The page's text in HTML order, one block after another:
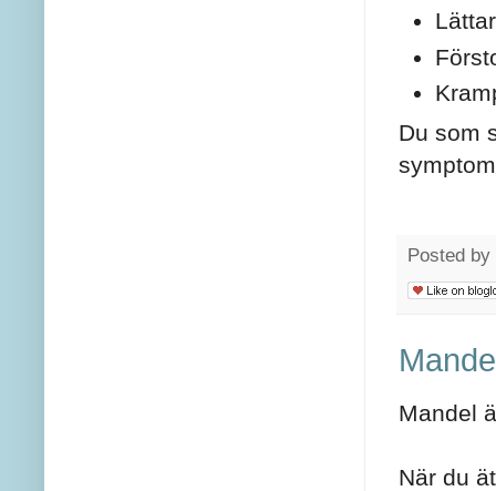
Du som
Posted by
Mandel
När du